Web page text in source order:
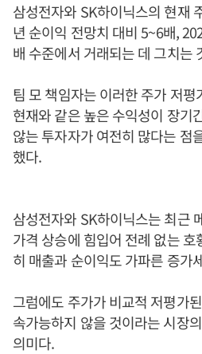
삼성전자와 SK하이닉스의 현재
년 순이익 전망치 대비 5~6배,
배 수준에서 거래되는 데 그치는
팀 모 책임자는 이러한 주가 저평
현재와 같은 높은 수익성이 장기
않는 투자자가 여전히 많다는 점
했다.
삼성전자와 SK하이닉스는 최근
가격 상승에 힘입어 전례 없는
히 매출과 순이익도 가파른 증가
그럼에도 주가가 비교적 저평가
속가능하지 않을 것이라는 시장
의미다.